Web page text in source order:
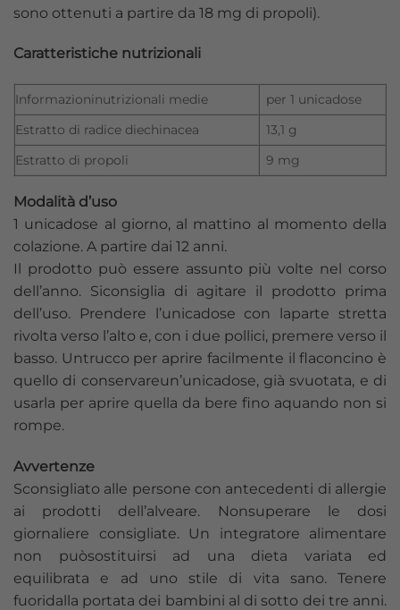
sono ottenuti a partire da 18 mg di propoli).
Caratteristiche nutrizionali
Informazioninutrizionali medie
per 1 unicadose
Estratto di radice diechinacea
13,1 g
Estratto di propoli
9 mg
Modalità d’uso
1 unicadose al giorno, al mattino al momento della
colazione. A partire dai 12 anni.
Il prodotto può essere assunto più volte nel corso
dell’anno. Siconsiglia di agitare il prodotto prima
dell’uso. Prendere l’unicadose con laparte stretta
rivolta verso l’alto e, con i due pollici, premere verso il
basso. Untrucco per aprire facilmente il flaconcino è
quello di conservareun’unicadose, già svuotata, e di
usarla per aprire quella da bere fino aquando non si
rompe.
Avvertenze
Sconsigliato alle persone con antecedenti di allergie
ai prodotti dell’alveare. Nonsuperare le dosi
giornaliere consigliate. Un integratore alimentare
non puòsostituirsi ad una dieta variata ed
equilibrata e ad uno stile di vita sano. Tenere
fuoridalla portata dei bambini al di sotto dei tre anni.